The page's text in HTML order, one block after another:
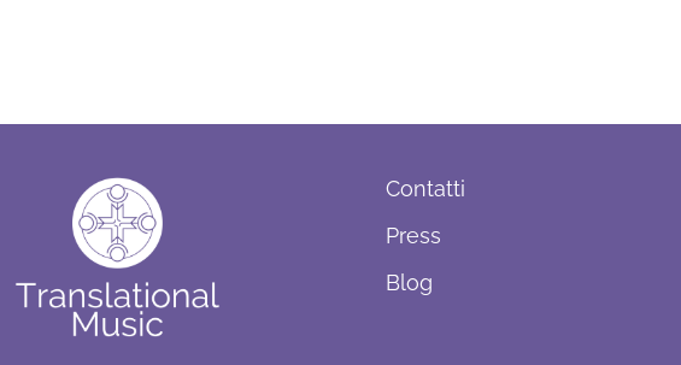
Contatti
Press
Blog